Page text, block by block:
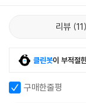
리뷰 11
클린봇이 부적절
구매한줄평